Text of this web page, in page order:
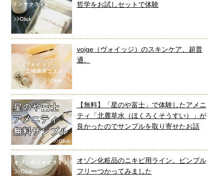
哲学をお試しセットで体験
voige（ヴォイッジ）のスキンケア、超普
通。
【無料】「星のや富士」で体験したアメニ
ティ「北麓草水（ほくろくそうすい）」が
良かったのでサンプルを取り寄せたお話
オゾン化粧品のニキビ用ライン。ピンプル
フリーつかってみました